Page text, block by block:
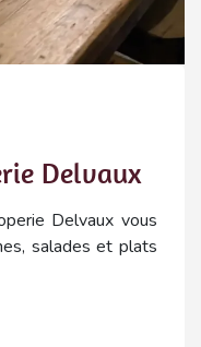
Delvaux
Delvaux vous
salades et plats